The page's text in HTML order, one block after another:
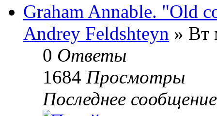
Graham Annable. "Old
Andrey Feldshteyn » Вт
0 Ответы
1684 Просмотры
Последнее